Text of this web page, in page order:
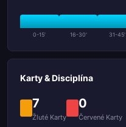
0-15' 16-30' 31-45'
Karty & Disciplína
7
Žluté Karty
0
Červené Karty